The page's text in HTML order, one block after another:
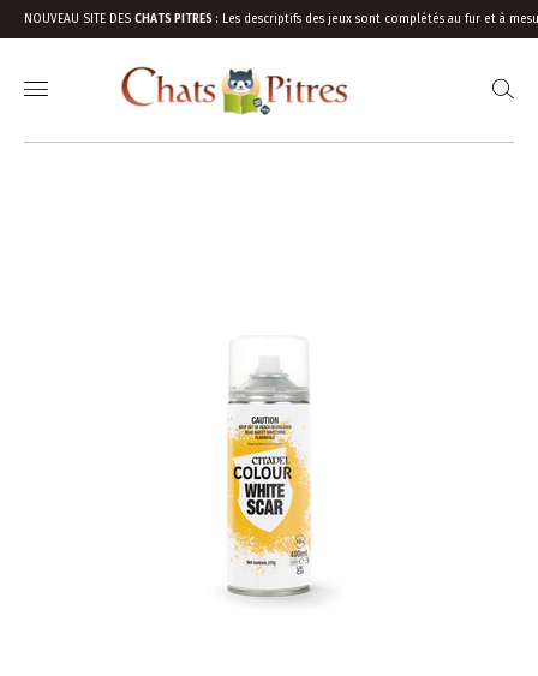
NOUVEAU SITE DES CHATS PITRES : Les descriptifs des jeux sont complétés au fur et à